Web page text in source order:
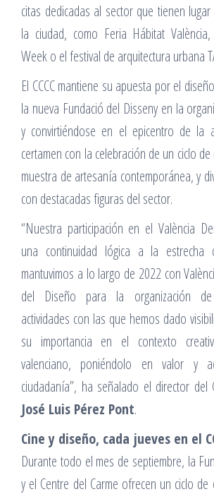
citas dedicadas al sector que tienen
la ciudad, como Feria Hábitat
Week o el festival de arquitectura urbana
El CCCC mantiene su apuesta por el
la nueva Fundació del Disseny en la
y convirtiéndose en el epicentro de la
certamen con la celebración de un ciclo
muestra de artesanía contemporánea, y
con destacadas figuras del sector.
“Nuestra participación en el València
una continuidad lógica a la estrecha
mantuvimos a lo largo de 2022 con
del Diseño para la organización
actividades con las que hemos dado
su importancia en el contexto
valenciano, poniéndolo en valor y
ciudadanía”, ha señalado el director del
José Luis Pérez Pont.
Cine y diseño, cada jueves en el
Durante todo el mes de septiembre, la
y el Centre del Carme ofrecen un ciclo